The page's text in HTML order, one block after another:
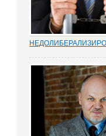
судебную систему
усовершенствовать,
защищает частную
Данные декабрьского
привел портал